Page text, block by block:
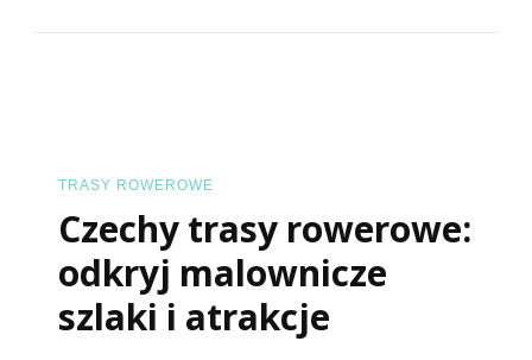
TRASY ROWEROWE
Czechy trasy rowerowe:
odkryj malownicze
szlaki i atrakcje